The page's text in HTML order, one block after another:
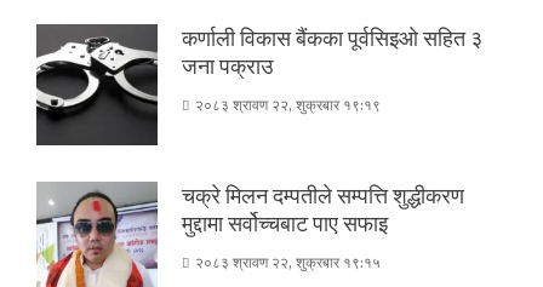
कर्णाली विकास बैंकका पूर्वसिइओ सहित ३
जना पक्राउ
२०८३ श्रावण २२, शुक्रबार १९:१९
चक्रे मिलन दम्पतीले सम्पत्ति शुद्धीकरण
मुद्दामा सर्वोच्चबाट पाए सफाइ
२०८३ श्रावण २२, शुक्रबार १९:१५